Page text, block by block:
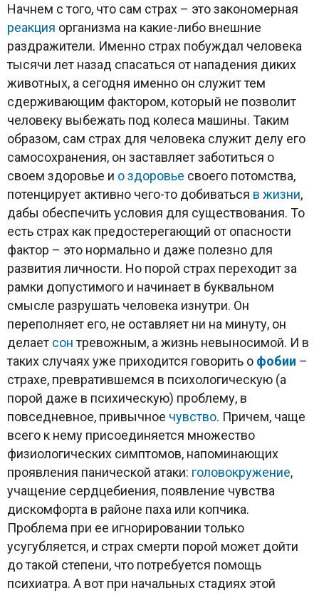
Начнем с того, что сам страх – это закономерная
реакция организма на какие-либо внешние
раздражители. Именно страх побуждал человека
тысячи лет назад спасаться от нападения диких
животных, а сегодня именно он служит тем
сдерживающим фактором, который не позволит
человеку выбежать под колеса машины. Таким
образом, сам страх для человека служит делу его
самосохранения, он заставляет заботиться о
своем здоровье и о здоровье своего потомства,
потенцирует активно чего-то добиваться в жизни,
дабы обеспечить условия для существования. То
есть страх как предостерегающий от опасности
фактор – это нормально и даже полезно для
развития личности. Но порой страх переходит за
рамки допустимого и начинает в буквальном
смысле разрушать человека изнутри. Он
переполняет его, не оставляет ни на минуту, он
делает сонтревожным, а жизнь невыносимой. И в
таких случаях уже приходится говорить о фобии –
страхе, превратившемся в психологическую (а
порой даже в психическую) проблему, в
повседневное, привычное чувство. Причем, чаще
всего к нему присоединяется множество
физиологических симптомов, напоминающих
проявления панической атаки: головокружение,
учащение сердцебиения, появление чувства
дискомфорта в районе паха или копчика.
Проблема при ее игнорировании только
усугубляется, и страх смерти порой может дойти
до такой степени, что потребуется помощь
психиатра. А вот при начальных стадиях этой